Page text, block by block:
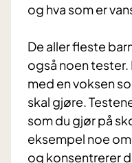
og hva som er
De aller fleste
også noen tester.
med en voksen
skal gjøre.
som du gjør på
eksempel noe
og konsentrerer